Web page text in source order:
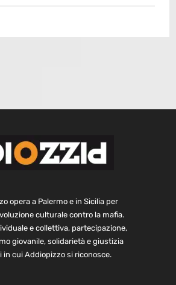
opera a Palermo e in Sicilia per
culturale contro la mafia.
e collettiva, partecipazione,
giovanile, solidarietà e giustizia
in cui Addiopizzo si riconosce.